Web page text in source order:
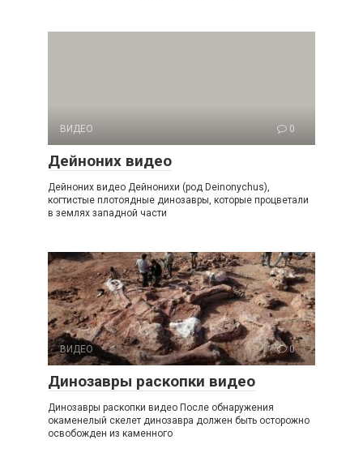
ВИДЕО 0
Дейноних видео
Дейноних видео Дейнонихи (род Deinonychus),
когтистые плотоядные динозавры, которые процветали
в землях западной части
ВИДЕО 0
Динозавры раскопки видео
Динозавры раскопки видео После обнаружения
окаменелый скелет динозавра должен быть осторожно
освобожден из каменного